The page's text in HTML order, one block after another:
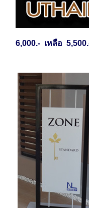
6,000.- เหลือ